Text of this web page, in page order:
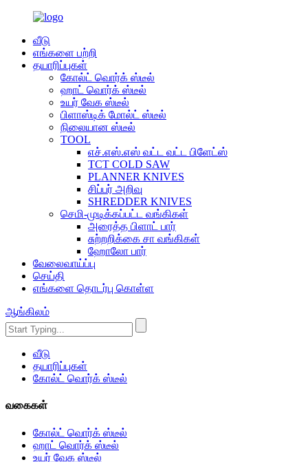
வீடு
எங்களை பற்றி
தயாரிப்புகள்
கோல்ட் வொர்க் ஸ்டீல்
ஹாட் வொர்க் ஸ்டீல்
உயர் வேக ஸ்டீல்
பிளாஸ்டிக் மோல்ட் ஸ்டீல்
நிலையான ஸ்டீல்
TOOL
எச்.எஸ்.எஸ் வட்ட வட்ட பிளேட்ஸ்
TCT COLD SAW
PLANNER KNIVES
சிப்பர் அறிவு
SHREDDER KNIVES
செமி-முடிக்கப்பட்ட வங்கிகள்
அரைத்த பிளாட் பார்
சுற்றறிக்கை சா வங்கிகள்
ஹோலோ பார்
வேலைவாய்ப்பு
செய்தி
எங்களை தொடர்பு கொள்ள
ஆங்கிலம்
வீடு
தயாரிப்புகள்
கோல்ட் வொர்க் ஸ்டீல்
வகைகள்
கோல்ட் வொர்க் ஸ்டீல்
ஹாட் வொர்க் ஸ்டீல்
உயர் வேக ஸ்டீல்